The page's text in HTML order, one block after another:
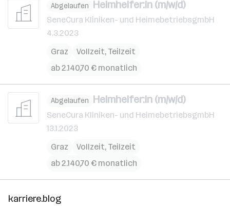
Abgelaufen Heimhelfer:in (m/w/d)
SeneCura Kliniken- und HeimebetriebsgmbH
4.3.2023
Graz
Vollzeit, Teilzeit
ab 2.140,70 € monatlich
Abgelaufen Heimhelfer:in (m/w/d)
SeneCura Kliniken- und HeimebetriebsgmbH
13.1.2023
Graz
Vollzeit, Teilzeit
ab 2.140,70 € monatlich
karriere.blog